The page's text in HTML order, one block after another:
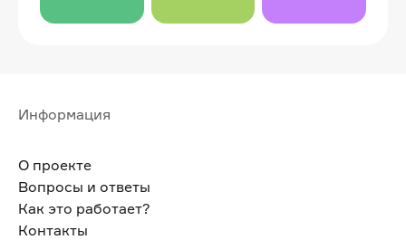
Информация
О проекте
Вопросы и ответы
Как это работает?
Контакты